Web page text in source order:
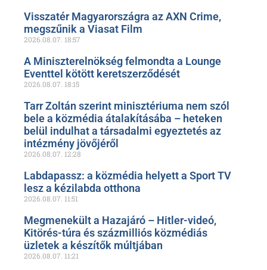
Visszatér Magyarországra az AXN Crime,
megszűnik a Viasat Film
2026.08.07. 18:57
A Miniszterelnökség felmondta a Lounge
Eventtel kötött keretszerződését
2026.08.07. 18:15
Tarr Zoltán szerint minisztériuma nem szól
bele a közmédia átalakításába – heteken
belül indulhat a társadalmi egyeztetés az
intézmény jövőjéről
2026.08.07. 12:28
Labdapassz: a közmédia helyett a Sport TV
lesz a kézilabda otthona
2026.08.07. 11:51
Megmenekült a Hazajáró – Hitler-videó,
Kitörés-túra és százmilliós közmédiás
üzletek a készítők múltjában
2026.08.07. 11:21